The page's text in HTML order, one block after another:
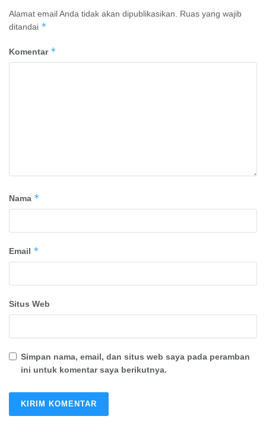
Alamat email Anda tidak akan dipublikasikan.
Ruas yang wajib
ditandai *
Komentar *
Nama *
Email *
Situs Web
Simpan nama, email, dan situs web saya pada peramban
ini untuk komentar saya berikutnya.